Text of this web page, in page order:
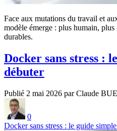
Face aux mutations du travail et
modèle émerge : plus humain,
durables.
Docker sans stress :
débuter
Publié 2 mai 2026 par Claude
0
Docker sans stress : le guide